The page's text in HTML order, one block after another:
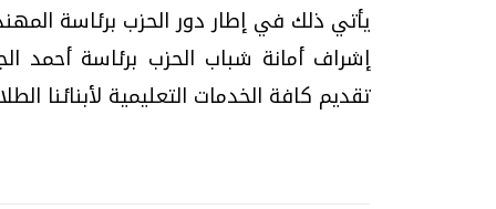
يأتي ذلك في إطار دور الحزب برئاسة
إشراف أمانة شباب الحزب برئاسة أحمد
تقديم كافة الخدمات التعليمية لأبنائنا